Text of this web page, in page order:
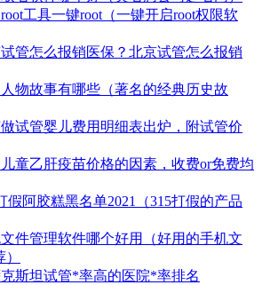
工具一键root（一键开启root权限软
管怎么报销医保？北京试管怎么报销
物故事有哪些（著名的经典历史故
试管婴儿费用明细表出炉，附试管价
童乙肝疫苗价格的因素，收费or免费均
假阿胶糕黑名单2021（315打假的产品
件管理软件哪个好用（好用的手机文
斯坦试管*率高的医院*率排名